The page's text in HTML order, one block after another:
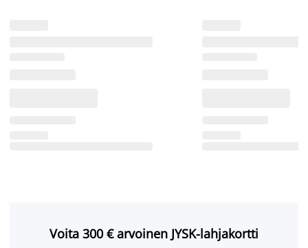
Voita 300 € arvoinen JYSK-lahjakortti